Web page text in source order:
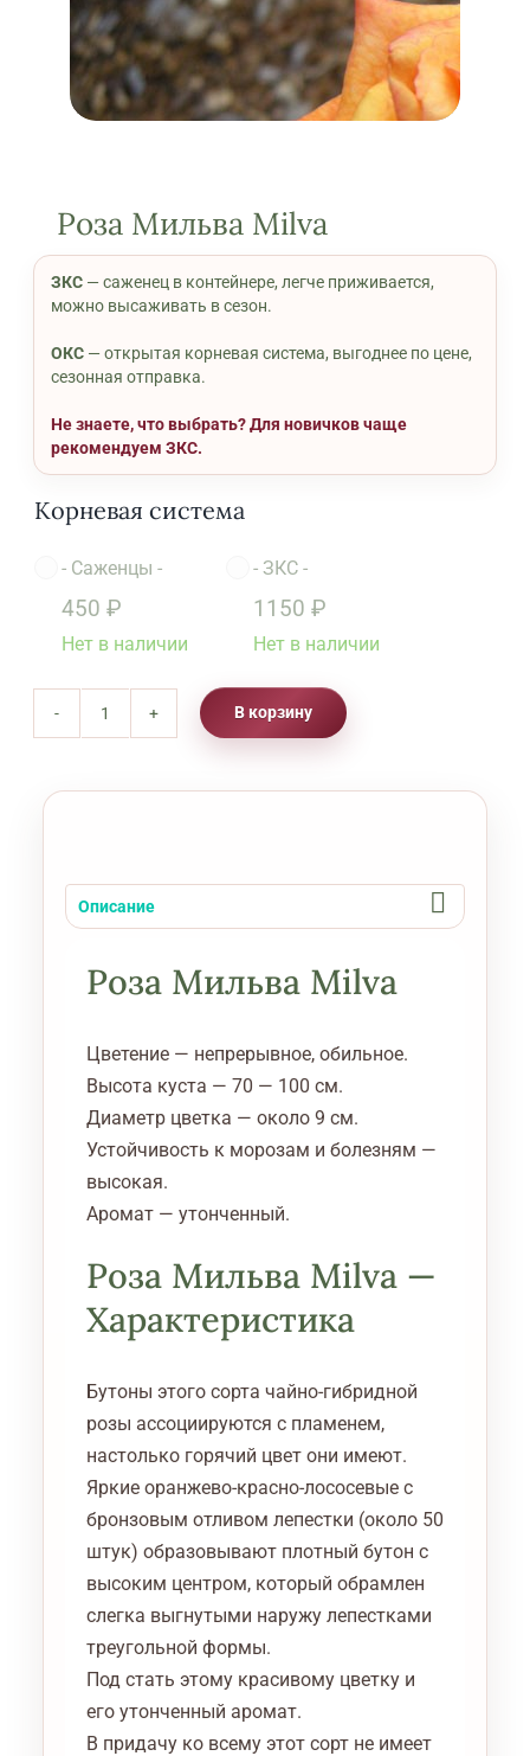
Роза Мильва Milva
ЗКС — саженец в контейнере, легче приживается,
можно высаживать в сезон.
ОКС — открытая корневая система, выгоднее по цене,
сезонная отправка.
Не знаете, что выбрать? Для новичков чаще
рекомендуем ЗКС.
Корневая система
- Саженцы -
450 ₽
Нет в наличии
- ЗКС -
1150 ₽
Нет в наличии
Количество
Роза
В корзину
Описание
Роза Мильва Milva
Цветение — непрерывное, обильное.
Высота куста — 70 — 100 см.
Диаметр цветка — около 9 см.
Устойчивость к морозам и болезням —
высокая.
Аромат — утонченный.
Роза Мильва Milva —
Характеристика
Бутоны этого сорта чайно-гибридной
розы ассоциируются с пламенем,
настолько горячий цвет они имеют.
Яркие оранжево-красно-лососевые с
бронзовым отливом лепестки (около 50
штук) образовывают плотный бутон с
высоким центром, который обрамлен
слегка выгнутыми наружу лепестками
треугольной формы.
Под стать этому красивому цветку и
его утонченный аромат.
В придачу ко всему этот сорт не имеет